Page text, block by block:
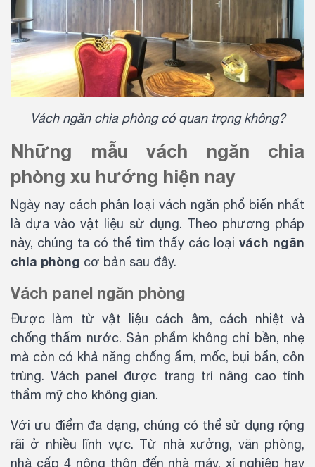
Vách ngăn chia phòng có quan trọng không?
Những mẫu vách ngăn chia
phòng xu hướng hiện nay
Ngày nay cách phân loại vách ngăn phổ biến nhất
là dựa vào vật liệu sử dụng. Theo phương pháp
này, chúng ta có thể tìm thấy các loạivách ngăn
chia phòng cơ bản sau đây.
Vách panel ngăn phòng
Được làm từ vật liệu cách âm, cách nhiệt và
chống thấm nước. Sản phẩm không chỉ bền, nhẹ
mà còn có khả năng chống ẩm, mốc, bụi bẩn, côn
trùng. Vách panel được trang trí nâng cao tính
thẩm mỹ cho không gian.
Với ưu điểm đa dạng, chúng có thể sử dụng rộng
rãi ở nhiều lĩnh vực. Từ nhà xưởng, văn phòng,
nhà cấp 4 nông thôn đến nhà máy, xí nghiệp hay